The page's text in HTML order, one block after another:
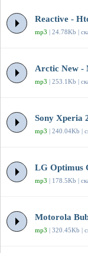
Reactive -
mp3 | 24.78Kb |
Arctic New -
mp3 | 253.1Kb |
Sony Xperia
mp3 | 240.04Kb |
LG Optimus
mp3 | 178.5Kb |
Motorola
mp3 | 320.45Kb |